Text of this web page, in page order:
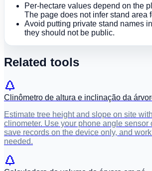
Per-hectare values depend on the
The page does not infer stand area
Avoid putting private stand names
they should not be public.
Related tools
Clinômetro de altura e inclinação da
Estimate tree height and slope on site
clinometer. Use your phone angle sensor
save records on the device only, and
needed.